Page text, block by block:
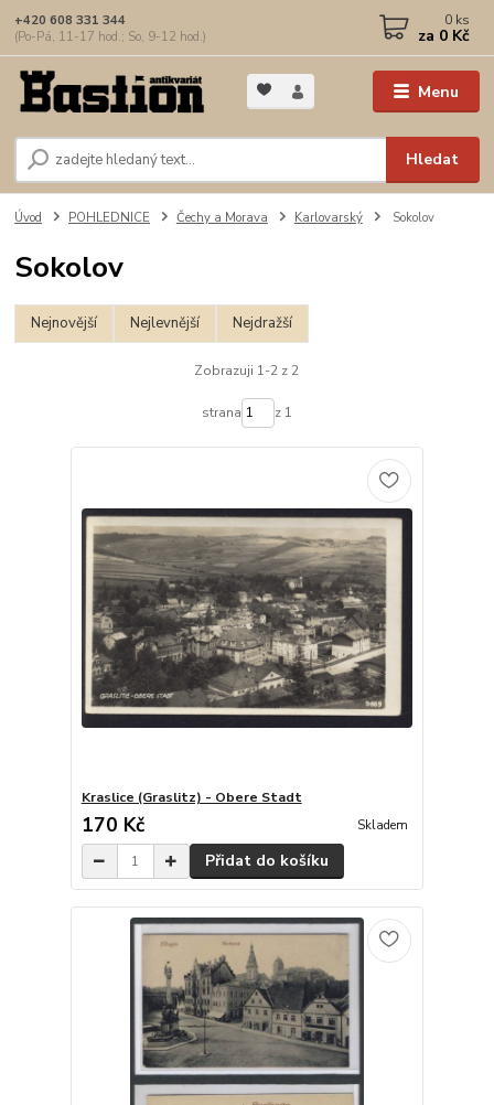
Menu
Hledat
+420 608 331 344
(Po-Pá, 11-17 hod.; So, 9-12 hod.)
0 ks
za 0 Kč
Úvod POHLEDNICE Čechy a Morava Karlovarský Sokolov
Sokolov
Nejnovější Nejlevnější Nejdražší
Zobrazuji 1-2 z 2
strana z 1
Kraslice (Graslitz) - Obere Stadt
170 Kč Skladem
Přidat do košíku